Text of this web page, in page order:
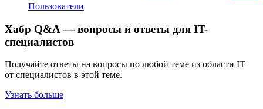
Пользователи
Хабр Q&A — вопросы и ответы для IT-
специалистов
Получайте ответы на вопросы по любой теме из области IT
от специалистов в этой теме.
Узнать больше